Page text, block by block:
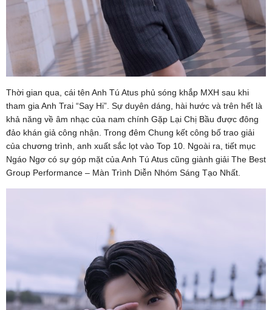
Thời gian qua, cái tên Anh Tú Atus phủ sóng khắp MXH sau khi
tham gia Anh Trai “Say Hi”. Sự duyên dáng, hài hước và trên hết là
khả năng về âm nhạc của nam chính Gặp Lại Chị Bầu được đông
đảo khán giả công nhận. Trong đêm Chung kết công bố trao giải
của chương trình, anh xuất sắc lọt vào Top 10. Ngoài ra, tiết mục
Ngáo Ngơ có sự góp mặt của Anh Tú Atus cũng giành giải The Best
Group Performance – Màn Trình Diễn Nhóm Sáng Tạo Nhất.